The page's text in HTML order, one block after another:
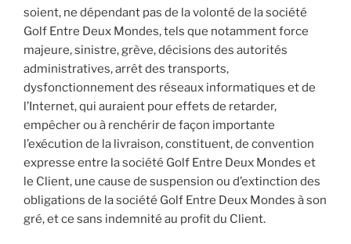
soient, ne dépendant pas de la volonté de la société
Golf Entre Deux Mondes, tels que notamment force
majeure, sinistre, grève, décisions des autorités
administratives, arrêt des transports,
dysfonctionnement des réseaux informatiques et de
l’Internet, qui auraient pour effets de retarder,
empêcher ou à renchérir de façon importante
l’exécution de la livraison, constituent, de convention
expresse entre la société Golf Entre Deux Mondes et
le Client, une cause de suspension ou d’extinction des
obligations de la société Golf Entre Deux Mondes à son
gré, et ce sans indemnité au profit du Client.